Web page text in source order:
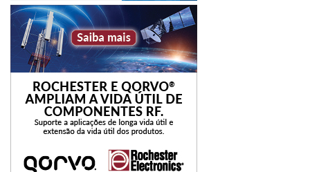
operacional e sustentabilidade. (foto/divulgação)
Equipamentos Moove
quebra das ferramentas
setor metalmecânico
usinagem